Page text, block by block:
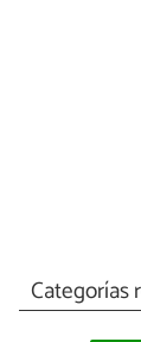
Categorías